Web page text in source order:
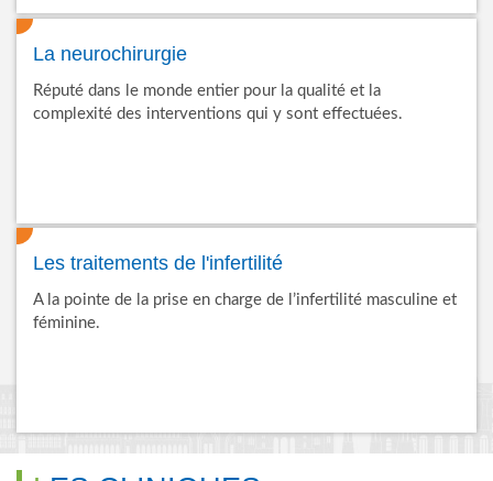
La neurochirurgie
Réputé dans le monde entier pour la qualité et la
complexité des interventions qui y sont effectuées.
Les traitements de l'infertilité
A la pointe de la prise en charge de l’infertilité masculine et
féminine.